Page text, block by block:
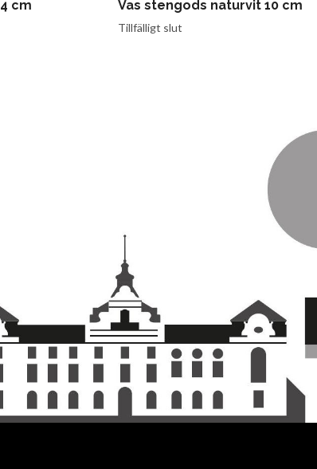
cm
Vas stengods naturvit 10 cm
Tillfälligt slut